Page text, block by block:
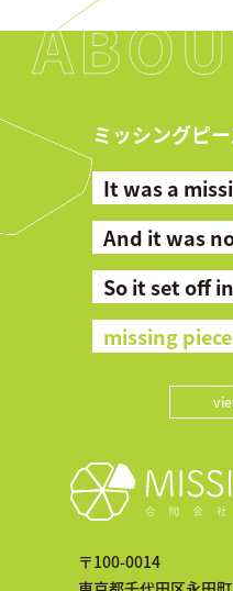
ミッシングピ
It was a
And it was
So it set off
missing
〒100-0014